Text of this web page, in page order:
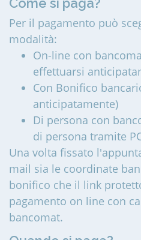
Per il pagamento può
modalità:
On-line con
effettuarsi
Con Bonifico
anticipatamente)
Di persona con
di persona tramite
Una volta fissato
mail sia le coordinate
bonifico che il link
pagamento on line con
bancomat.